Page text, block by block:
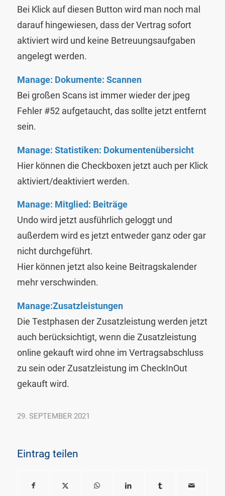
Bei Klick auf diesen Button wird man noch mal
darauf hingewiesen, dass der Vertrag sofort
aktiviert wird und keine Betreuungsaufgaben
angelegt werden.
Manage: Dokumente: Scannen
Bei großen Scans ist immer wieder der jpeg
Fehler #52 aufgetaucht, das sollte jetzt entfernt
sein.
Manage: Statistiken: Dokumentenübersicht
Hier können die Checkboxen jetzt auch per Klick
aktiviert/deaktiviert werden.
Manage: Mitglied: Beiträge
Undo wird jetzt ausführlich geloggt und
außerdem wird es jetzt entweder ganz oder gar
nicht durchgeführt.
Hier können jetzt also keine Beitragskalender
mehr verschwinden.
Manage:Zusatzleistungen
Die Testphasen der Zusatzleistung werden jetzt
auch berücksichtigt, wenn die Zusatzleistung
online gekauft wird ohne im Vertragsabschluss
zu sein oder Zusatzleistung im CheckInOut
gekauft wird.
29. SEPTEMBER 2021
Eintrag teilen